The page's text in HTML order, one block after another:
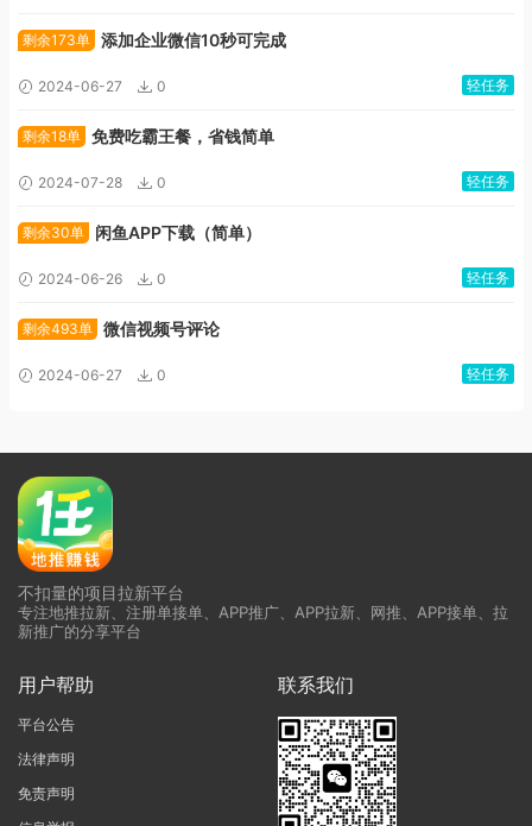
剩余173单 添加企业微信10秒可完成
2024-06-27 0 轻任务
剩余18单 免费吃霸王餐，省钱简单
2024-07-28 0 轻任务
剩余30单 闲鱼APP下载（简单）
2024-06-26 0 轻任务
剩余493单 微信视频号评论
2024-06-27 0 轻任务
不扣量的项目拉新平台
专注地推拉新、注册单接单、APP推广、APP拉新、网推、APP接单、拉
新推广的分享平台
用户帮助
平台公告
法律声明
免责声明
联系我们